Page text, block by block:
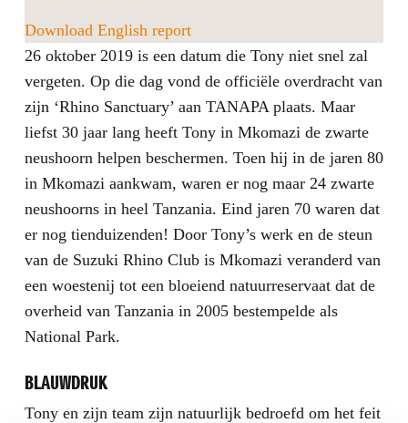
Download English report
26 oktober 2019 is een datum die Tony niet snel zal
vergeten. Op die dag vond de officiële overdracht van
zijn ‘Rhino Sanctuary’ aan TANAPA plaats. Maar
liefst 30 jaar lang heeft Tony in Mkomazi de zwarte
neushoorn helpen beschermen. Toen hij in de jaren 80
in Mkomazi aankwam, waren er nog maar 24 zwarte
neushoorns in heel Tanzania. Eind jaren 70 waren dat
er nog tienduizenden! Door Tony’s werk en de steun
van de Suzuki Rhino Club is Mkomazi veranderd van
een woestenij tot een bloeiend natuurreservaat dat de
overheid van Tanzania in 2005 bestempelde als
National Park.
BLAUWDRUK
Tony en zijn team zijn natuurlijk bedroefd om het feit